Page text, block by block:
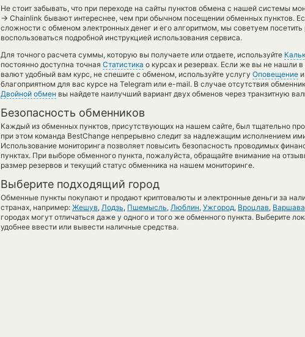
Не стоит забывать, что при переходе на сайты пунктов обмена с нашей системы
→ Chainlink бывают интереснее, чем при обычном посещении обменных пунктов.
сложности с обменом электронных денег и его алгоритмом, мы советуем посетить
воспользоваться подробной инструкцией использования сервиса.
Для точного расчета суммы, которую вы получаете или отдаете, используйте
постоянно доступна точная Статистика о курсах и резервах. Если же вы не нашли
валют удобный вам курс, не спешите с обменом, используйте услугу Оповещение
благоприятном для вас курсе на Telegram или e-mail. В случае отсутствия
Двойной обмен вы найдете наилучший вариант двух обменов через транзитную
Безопасность обменников
Каждый из обменных пунктов, присутствующих на нашем сайте, был тщательно
при этом команда BestChange непрерывно следит за надлежащим исполнением
Использование мониторинга позволяет повысить безопасность проводимых
пунктах. При выборе обменного пункта, пожалуйста, обращайте внимание на
размер резервов и текущий статус обменника на нашем мониторинге.
Выберите подходящий город
Обменные пункты покупают и продают криптовалюты и электронные деньги за
странах, например: Жешув, Лодзь, Пшемысль, Люблин, Ужгород, Вроцлав, Варшава
городах могут отличаться даже у одного и того же обменного пункта. Выберите
удобнее ввести или вывести наличные средства.